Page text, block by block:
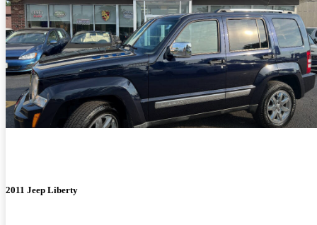
2011 Jeep Liberty